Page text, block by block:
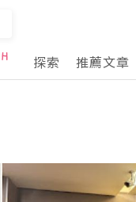
探索 推薦文章